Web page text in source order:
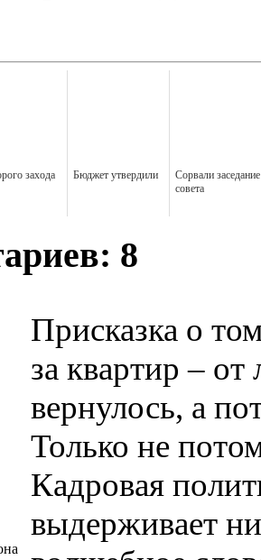
захода Бюджет утвердили
Сорвали заседание
совета
8
Присказка о
за квартир – от
вернулось, а
Только не
Кадровая
выдерживает